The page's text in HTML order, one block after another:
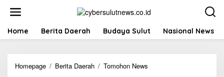
t
Home Berita Daerah Budaya Sulut Nasional News
Homepage / Berita Daerah / Tomohon News